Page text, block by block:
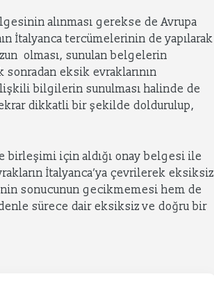
alınması gerekse de Avrupa
İtalyanca tercümelerinin de yapılarak
olması, sunulan belgelerin
sonradan eksik evraklarının
bilgilerin sunulması halinde de
dikkatli bir şekilde doldurulup,
birleşimi için aldığı onay belgesi ile
İtalyanca’ya çevrilerek eksiksiz
sonucunun gecikmemesi hem de
sürece dair eksiksiz ve doğru bir